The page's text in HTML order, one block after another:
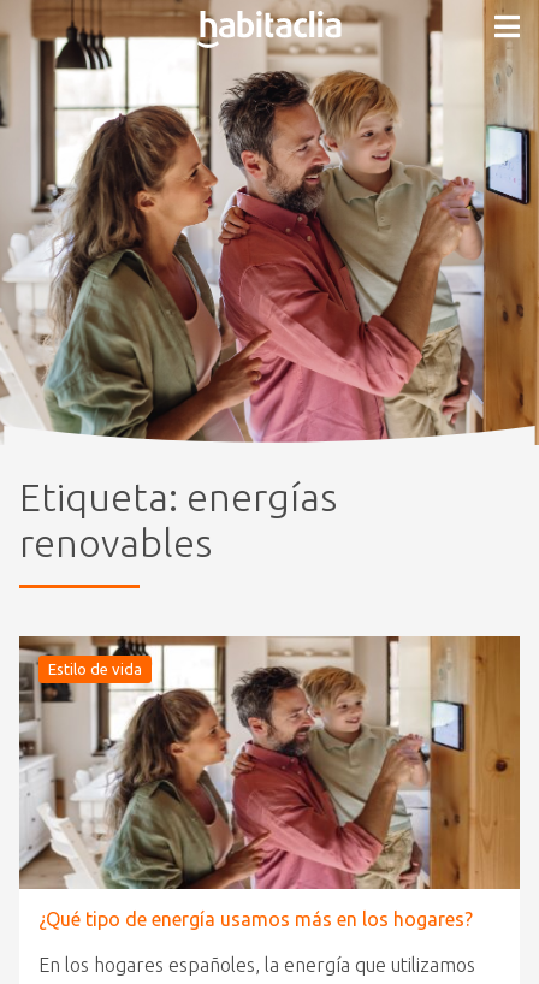
Etiqueta: energías
renovables
Estilo de vida
¿Qué tipo de energía usamos más en los hogares?
En los hogares españoles, la energía que utilizamos